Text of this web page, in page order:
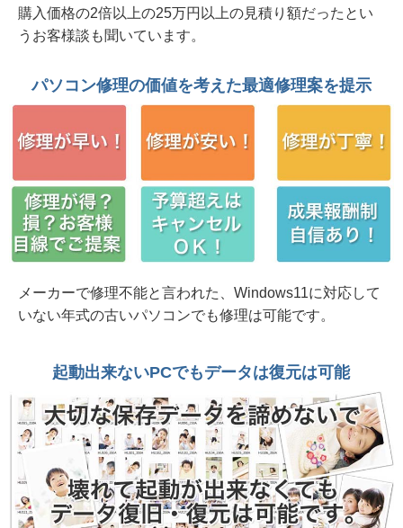
2026年 8月 3日 起動不能 NECノート VasaPro
VF-G 原因はメモリー故障だった 水戸市
2026年 8月 3日 音が出ない、WiFiが繋がらな
い、動作も遅い マウスコンピュータ 水戸市
2026年 8月 3日 当社修理記事を見てご来店
2026年 7月30日 起動不能/職場環境改善 富士通
ESPLIMO D587/RX 笠間市法人様から
2026年 7月30日 水戸市法人様 NEC PC コーヒ
2026年 7月30日 Insert system disk in drive... 起
2026年 7月30日 2in1 HP ENVY x360 15インチ
モデル ヒンジ部分破損 日立市個人様から
2026年 7月26日 購入2か月 落下で画面破損 富
士通FMV U500-K3 水戸市
2026年 7月25日 コーラ零しで起動不能 富士通
Lifebook AH50/D3 鉾田市個人様
購入価格の2倍以上の25万円以上の見積り額だったとい
うお客様談も聞いています。
パソコン修理の価値を考えた最適修理案を提示
メーカーで修理不能と言われた、Windows11に対応して
いない年式の古いパソコンでも修理は可能です。
起動出来ないPCでもデータは復元は可能